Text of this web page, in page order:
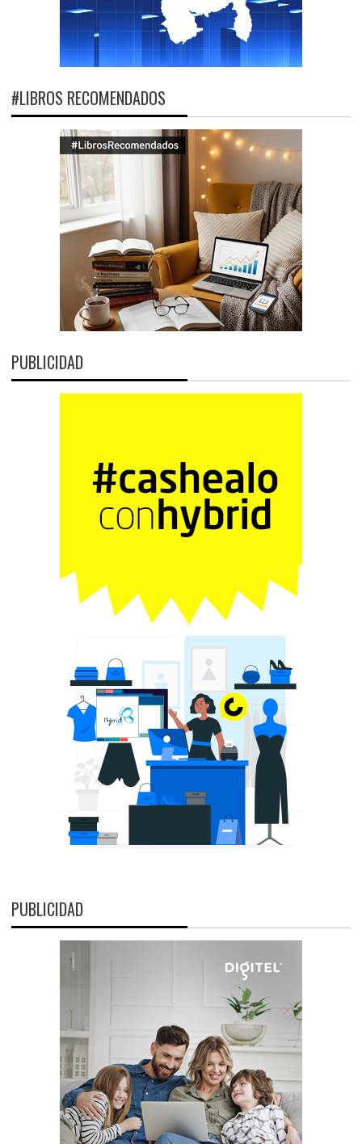
#LIBROS RECOMENDADOS
PUBLICIDAD
PUBLICIDAD